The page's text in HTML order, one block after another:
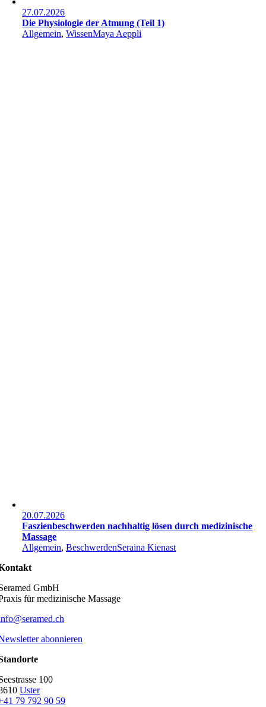
27.07.2026
Die Physiologie der Atmung (Teil 1)
Allgemein,WissenMaya Aeppli
20.07.2026
Faszienbeschwerden nachhaltig lösen durch medizinische
Massage
Allgemein,BeschwerdenSeraina Kienast
GmbH
für medizinische Massage
abonnieren
100
Uster
79 792 90 59